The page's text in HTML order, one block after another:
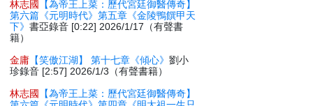
林志國
【為帝王上菜：歷代宮廷御醫傳奇】
第六篇《元明時代》第五章《金陵鴨饌甲天
下》書亞錄音 [0:22] 2026/1/17（有聲書
籍）
金庸 【笑傲江湖】 第十七章《傾心》劉小
珍錄音 [2:57] 2026/1/3（有聲書籍）
林志國
【為帝王上菜：歷代宮廷御醫傳奇】